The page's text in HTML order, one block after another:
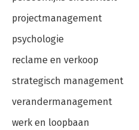
projectmanagement
psychologie
reclame en verkoop
strategisch management
verandermanagement
werk en loopbaan